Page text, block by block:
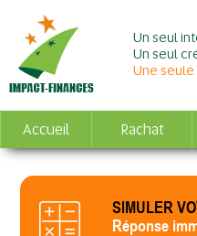
Un seul
Un seul
Une
Accueil Rachat
SIMULER
Réponse